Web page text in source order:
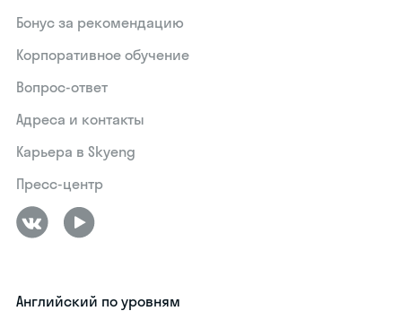
Бонус за рекомендацию
Корпоративное обучение
Вопрос-ответ
Адреса и контакты
Карьера в Skyeng
Пресс-центр
Английский по уровням